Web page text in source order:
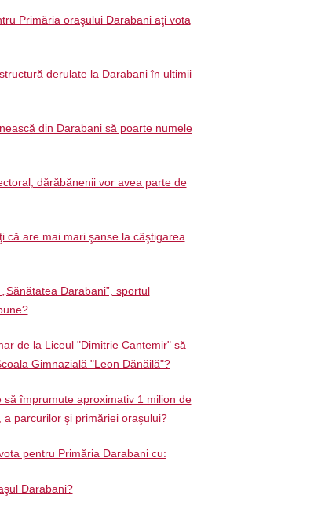
Primăria oraşului Darabani aţi vota
derulate la Darabani în ultimii
din Darabani să poarte numele
dărăbănenii vor avea parte de
că are mai mari şanse la câştigarea
Darabani”, sportul
de la Liceul "Dimitrie Cantemir" să
Gimnazială "Leon Dănăilă"?
împrumute aproximativ 1 milion de
parcurilor şi primăriei oraşului?
pentru Primăria Darabani cu:
Darabani?